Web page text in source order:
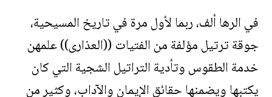
في الرها ألف، ربما لأول مرة في تاريخ المسيحية،
جوقة ترتيل مؤلفة من الفتيات ((العذارى)) علمهن
خدمة الطقوس وتأدية التراتيل الشجية التي كان
يكتبها ويضمنها حقائق الإيمان والآداب، وكثير من